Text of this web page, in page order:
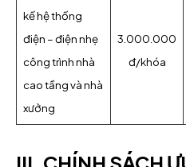
kế hệ thống
điện – điện nhẹ
công trình nhà
cao tầng và nhà
xưởng
3.000.000
đ/khóa
III. CHÍNH SÁCH